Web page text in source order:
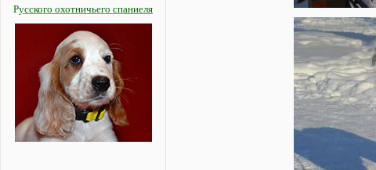
Русского охотничьего спаниеля